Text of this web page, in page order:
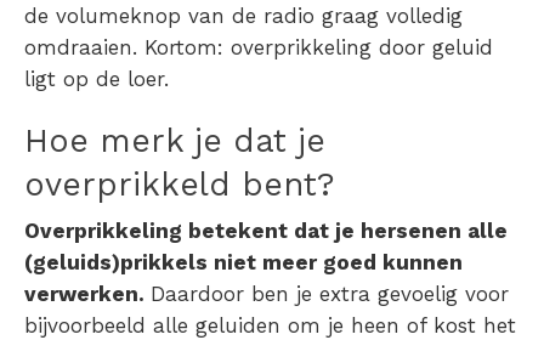
de volumeknop van de radio graag volledig
omdraaien. Kortom: overprikkeling door geluid
ligt op de loer.
Hoe merk je dat je
overprikkeld bent?
Overprikkeling betekent dat je hersenen alle
(geluids)prikkels niet meer goed kunnen
verwerken. Daardoor ben je extra gevoelig voor
bijvoorbeeld alle geluiden om je heen of kost het